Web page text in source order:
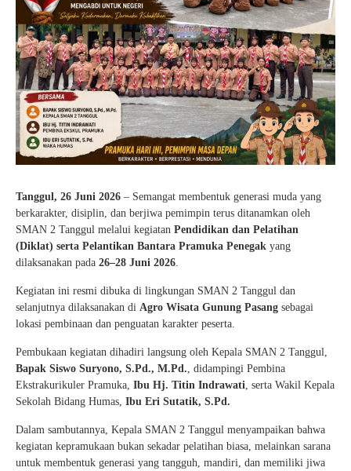
Tanggul, 26 Juni 2026 – Semangat membentuk generasi muda yang
berkarakter, disiplin, dan berjiwa pemimpin terus ditanamkan oleh
SMAN 2 Tanggul melalui kegiatan Pendidikan dan Pelatihan
(Diklat) serta Pelantikan Bantara Pramuka Penegak yang
dilaksanakan pada 26–28 Juni 2026
Kegiatan ini resmi dibuka di lingkungan SMAN 2 Tanggul dan
selanjutnya dilaksanakan di Agro Wisata Gunung Pasang sebagai
lokasi pembinaan dan penguatan karakter peserta.
Pembukaan kegiatan dihadiri langsung oleh Kepala SMAN 2 Tanggul,
Bapak Siswo Suryono, S.Pd., M.Pd. , didampingi Pembina
Ekstrakurikuler Pramuka, Ibu Hj. Titin Indrawati , serta Wakil Kepala
Sekolah Bidang Humas, Ibu Eri Sutatik, S.Pd.
Dalam sambutannya, Kepala SMAN 2 Tanggul menyampaikan bahwa
kegiatan kepramukaan bukan sekadar pelatihan biasa, melainkan sarana
untuk membentuk generasi yang tangguh, mandiri, dan memiliki jiwa